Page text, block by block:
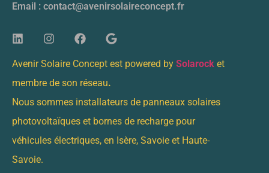
Email : contact@avenirsolaireconcept.fr
Avenir Solaire Concept est powered by Solarock et
membre de son réseau.
Nous sommes installateurs de panneaux solaires
photovoltaïques et bornes de recharge pour
véhicules électriques, en Isère, Savoie et Haute-
Savoie.